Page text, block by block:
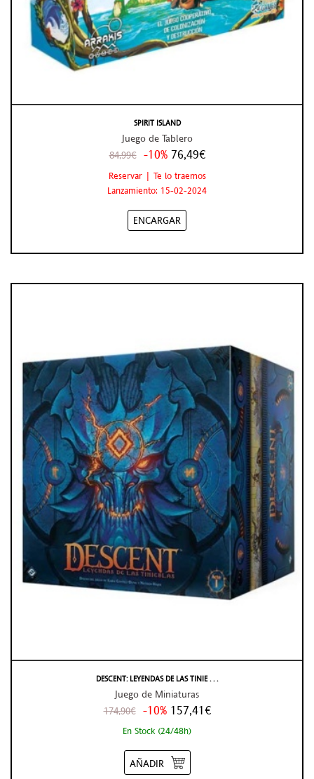
SPIRIT ISLAND
Juego de Tablero
84,99€ -10% 76,49€
Reservar | Te lo traemos
Lanzamiento: 15-02-2024
ENCARGAR
DESCENT: LEYENDAS DE LAS TINIE . . .
Juego de Miniaturas
174,90€ -10% 157,41€
En Stock (24/48h)
AÑADIR